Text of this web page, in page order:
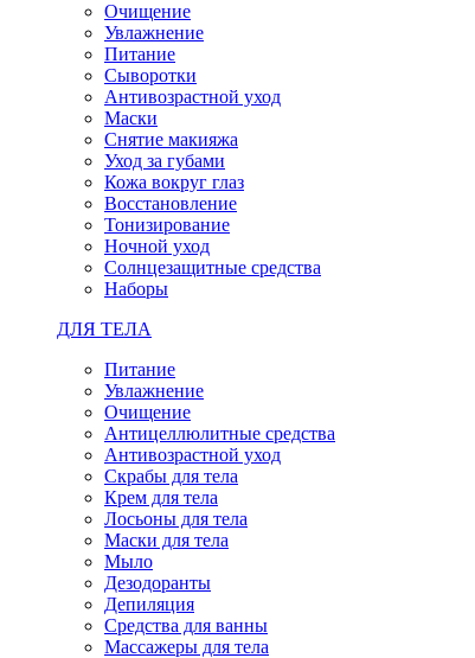
Очищение
Увлажнение
Питание
Сыворотки
Антивозрастной уход
Маски
Снятие макияжа
Уход за губами
Кожа вокруг глаз
Восстановление
Тонизирование
Ночной уход
Солнцезащитные средства
Наборы
ДЛЯ ТЕЛА
Питание
Увлажнение
Очищение
Антицеллюлитные средства
Антивозрастной уход
Скрабы для тела
Крем для тела
Лосьоны для тела
Маски для тела
Мыло
Дезодоранты
Депиляция
Средства для ванны
Массажеры для тела